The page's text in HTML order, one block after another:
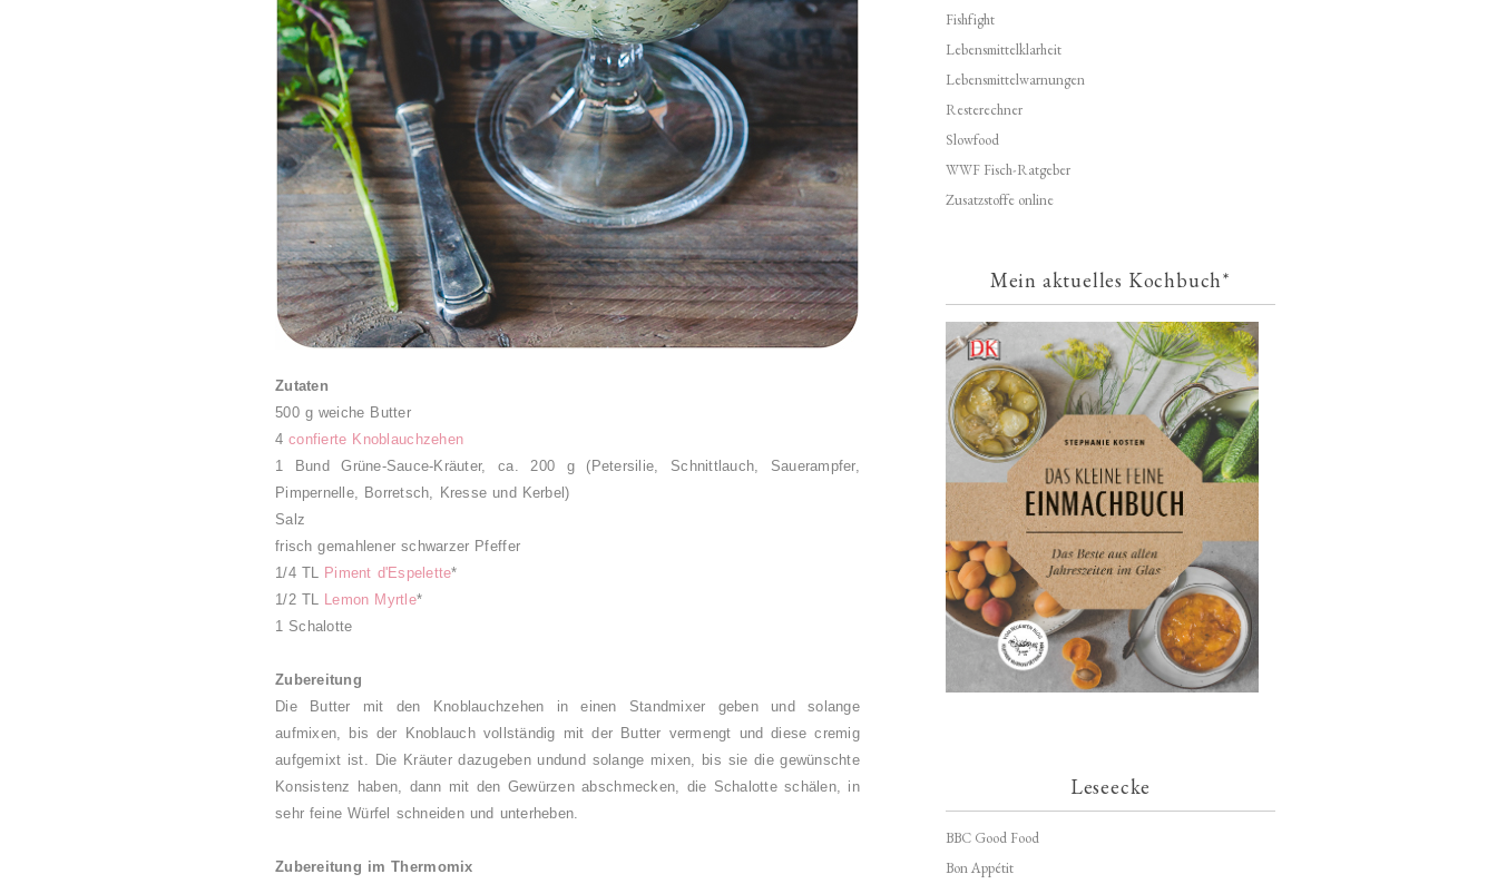
Zutaten
500 g weiche Butter
4confierte Knoblauchzehen
1 Bund Grüne-Sauce-Kräuter, ca. 200 g (Petersilie, Schnittlauch, Sauerampfer,
Pimpernelle, Borretsch, Kresse und Kerbel)
Salz
frisch gemahlener schwarzer Pfeffer
1/4 TL Piment d'Espelette*
1/2 TL Lemon Myrtle*
1 Schalotte
Zubereitung
Die Butter mit den Knoblauchzehen in einen Standmixer geben und solange
aufmixen, bis der Knoblauch vollständig mit der Butter vermengt und diese cremig
aufgemixt ist. Die Kräuter dazugeben undund solange mixen, bis sie die gewünschte
Konsistenz haben, dann mit den Gewürzen abschmecken, die Schalotte schälen, in
sehr feine Würfel schneiden und unterheben.
Zubereitung im Thermomix
Fishfight
Lebensmittelklarheit
Lebensmittelwarnungen
Resterechner
Slowfood
WWF Fisch-Ratgeber
Zusatzstoffe online
Mein aktuelles Kochbuch*
Leseecke
BBC Good Food
Bon Appétit